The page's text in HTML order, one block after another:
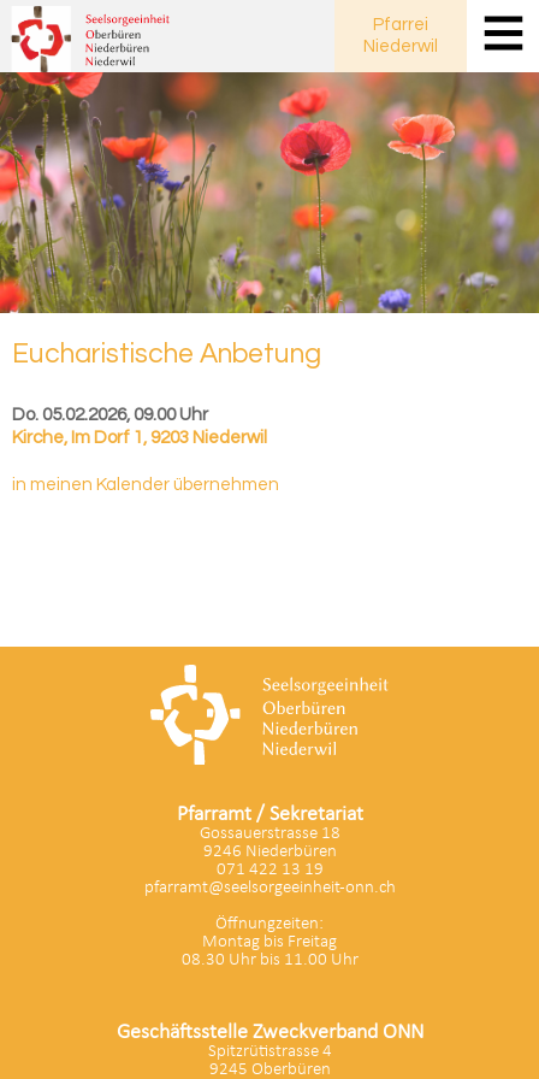
Pfarrei
Niederwil
Eu­cha­ris­ti­sche An­be­tung
Do. 05.02.2026, 09.00 Uhr
Kirche, Im Dorf 1, 9203 Niederwil
in meinen Kalender übernehmen
Pfarramt / Sekretariat
Gossauerstrasse 18
9246 Niederbüren
071 422 13 19
pfarramt@seelsorgeeinheit-onn.ch
Öffnungzeiten:
Montag bis Freitag
08.30 Uhr bis 11.00 Uhr
Geschäftsstelle Zweckverband ONN
Spitzrütistrasse 4
9245 Oberbüren